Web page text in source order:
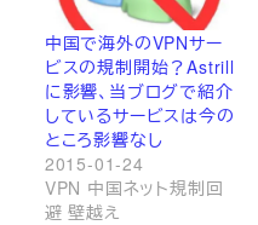
中国で海外のVPNサー
ビスの規制開始？Astrill
に影響、当ブログで紹介
しているサービスは今の
ところ影響なし
2015-01-24
VPN 中国ネット規制回
避 壁越え